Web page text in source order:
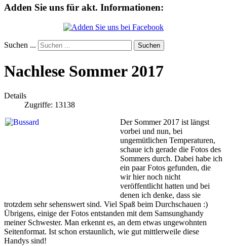
Adden Sie uns für akt. Informationen:
Suchen ... Suchen
Nachlese Sommer 2017
Details
Zugriffe: 13138
Der Sommer 2017 ist längst
vorbei und nun, bei
ungemütlichen Temperaturen,
schaue ich gerade die Fotos des
Sommers durch. Dabei habe ich
ein paar Fotos gefunden, die
wir hier noch nicht
veröffentlicht hatten und bei
denen ich denke, dass sie
trotzdem sehr sehenswert sind. Viel Spaß beim Durchschauen :)
Übrigens, einige der Fotos entstanden mit dem Samsunghandy
meiner Schwester. Man erkennt es, an dem etwas ungewohnten
Seitenformat. Ist schon erstaunlich, wie gut mittlerweile diese
Handys sind!